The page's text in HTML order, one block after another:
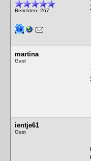
Berichten: 267
martina
Gast
ientje61
Gast